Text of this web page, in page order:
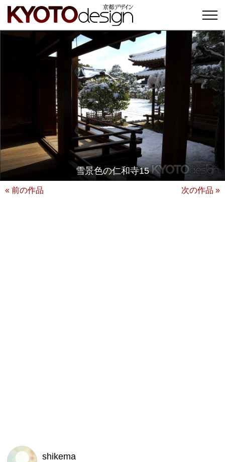
雪景色の仁和寺15
« 前の作品 次の作品 »
shikema